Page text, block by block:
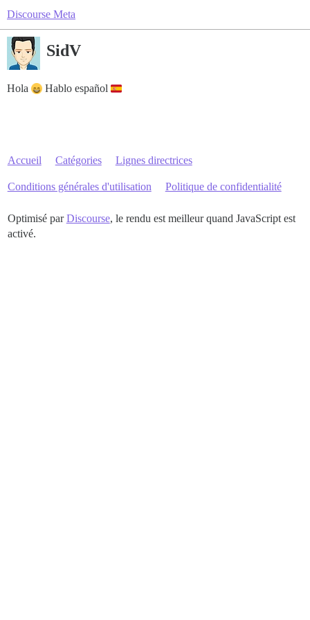
Discourse Meta
SidV
Hola Hablo español
Accueil Catégories Lignes directrices
Conditions générales d'utilisation Politique de confidentialité
Optimisé parDiscourse, le rendu est meilleur quand JavaScript est
activé.